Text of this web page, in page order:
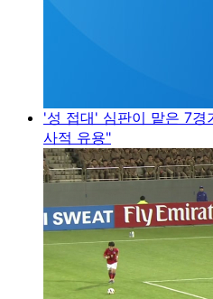
'성 접대' 심판이 맡은 7경
사적 유용"